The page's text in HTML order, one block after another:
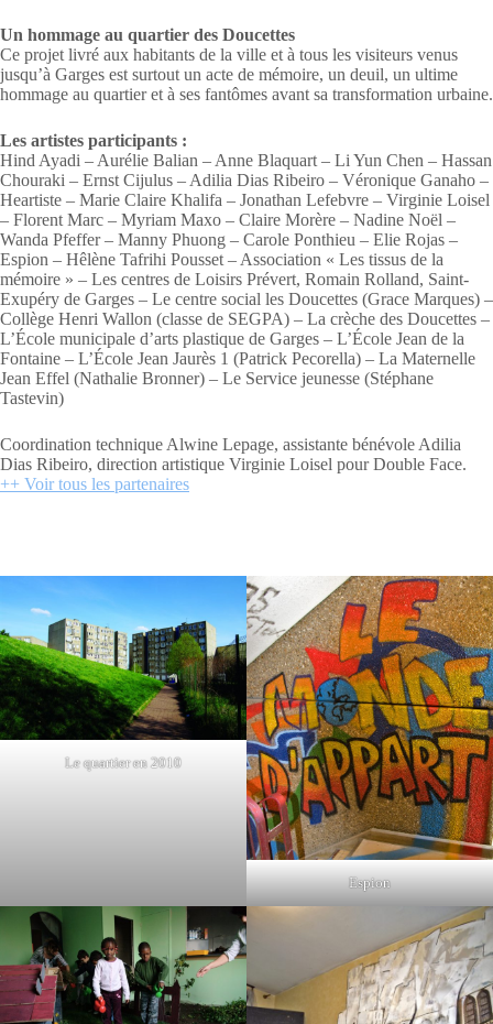
Un hommage au quartier des Doucettes
Ce projet livré aux habitants de la ville et à tous les visiteurs venus
jusqu’à Garges est surtout un acte de mémoire, un deuil, un ultime
hommage au quartier et à ses fantômes avant sa transformation urbaine.
Les artistes participants :
Hind Ayadi – Aurélie Balian – Anne Blaquart – Li Yun Chen – Hassan
Chouraki – Ernst Cijulus – Adilia Dias Ribeiro – Véronique Ganaho –
Heartiste – Marie Claire Khalifa – Jonathan Lefebvre – Virginie Loisel
– Florent Marc – Myriam Maxo – Claire Morère – Nadine Noël –
Wanda Pfeffer – Manny Phuong – Carole Ponthieu – Elie Rojas –
Espion – Hêlène Tafrihi Pousset – Association « Les tissus de la
mémoire » – Les centres de Loisirs Prévert, Romain Rolland, Saint-
Exupéry de Garges – Le centre social les Doucettes (Grace Marques) –
Collège Henri Wallon (classe de SEGPA) – La crèche des Doucettes –
L’École municipale d’arts plastique de Garges – L’École Jean de la
Fontaine – L’École Jean Jaurès 1 (Patrick Pecorella) – La Maternelle
Jean Effel (Nathalie Bronner) – Le Service jeunesse (Stéphane
Tastevin)
Coordination technique Alwine Lepage, assistante bénévole Adilia
Dias Ribeiro, direction artistique Virginie Loisel pour Double Face.
++ Voir tous les partenaires
Le quartier en 2010
Espion